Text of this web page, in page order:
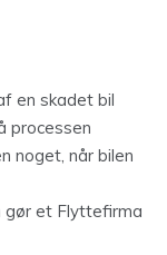
en skadet bil
processen
noget, når bilen
gør et Flyttefirma